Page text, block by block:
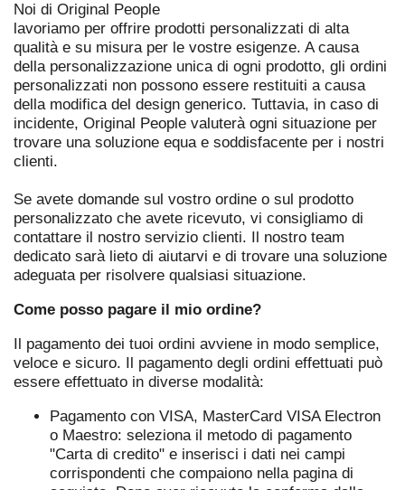
Noi di Original People
lavoriamo per offrire prodotti personalizzati di alta
qualità e su misura per le vostre esigenze. A causa
della personalizzazione unica di ogni prodotto, gli ordini
personalizzati non possono essere restituiti a causa
della modifica del design generico. Tuttavia, in caso di
incidente, Original People valuterà ogni situazione per
trovare una soluzione equa e soddisfacente per i nostri
clienti.
Se avete domande sul vostro ordine o sul prodotto
personalizzato che avete ricevuto, vi consigliamo di
contattare il nostro servizio clienti. Il nostro team
dedicato sarà lieto di aiutarvi e di trovare una soluzione
adeguata per risolvere qualsiasi situazione.
Come posso pagare il mio ordine?
Il pagamento dei tuoi ordini avviene in modo semplice,
veloce e sicuro. Il pagamento degli ordini effettuati può
essere effettuato in diverse modalità:
Pagamento con VISA, MasterCard VISA Electron
o Maestro: seleziona il metodo di pagamento
"Carta di credito" e inserisci i dati nei campi
corrispondenti che compaiono nella pagina di